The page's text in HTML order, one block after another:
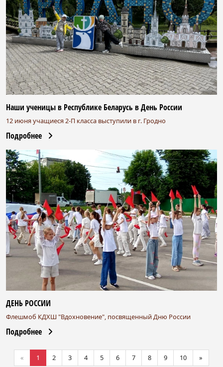
Наши ученицы в Республике Беларусь в День России
12 июня учащиеся 2-П класса выступили в г. Гродно
Подробнее
ДЕНЬ РОССИИ
Флешмоб КДХШ "Вдохновение", посвященный Дню России
Подробнее
« 1 2 3 4 5 6 7 8 9 10 »